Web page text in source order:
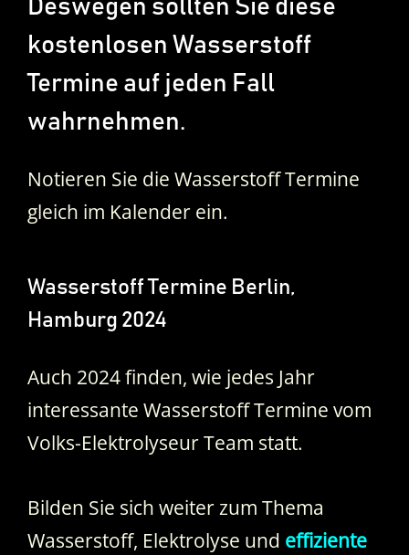
Deswegen sollten Sie diese
kostenlosen Wasserstoff
Termine auf jeden Fall
wahrnehmen.
Notieren Sie die Wasserstoff Termine
gleich im Kalender ein.
Wasserstoff Termine Berlin,
Hamburg 2024
Auch 2024 finden, wie jedes Jahr
interessante Wasserstoff Termine vom
Volks-Elektrolyseur Team statt.
Bilden Sie sich weiter zum Thema
Wasserstoff, Elektrolyse und effiziente